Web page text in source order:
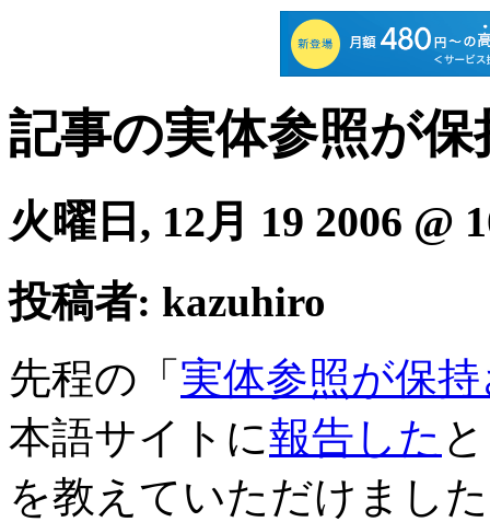
記事の実体参照が
火曜日, 12月 19 2006 @
投稿者: kazuhiro
先程の「 実体参照が保
本語サイトに報告した
を教えていただけまし